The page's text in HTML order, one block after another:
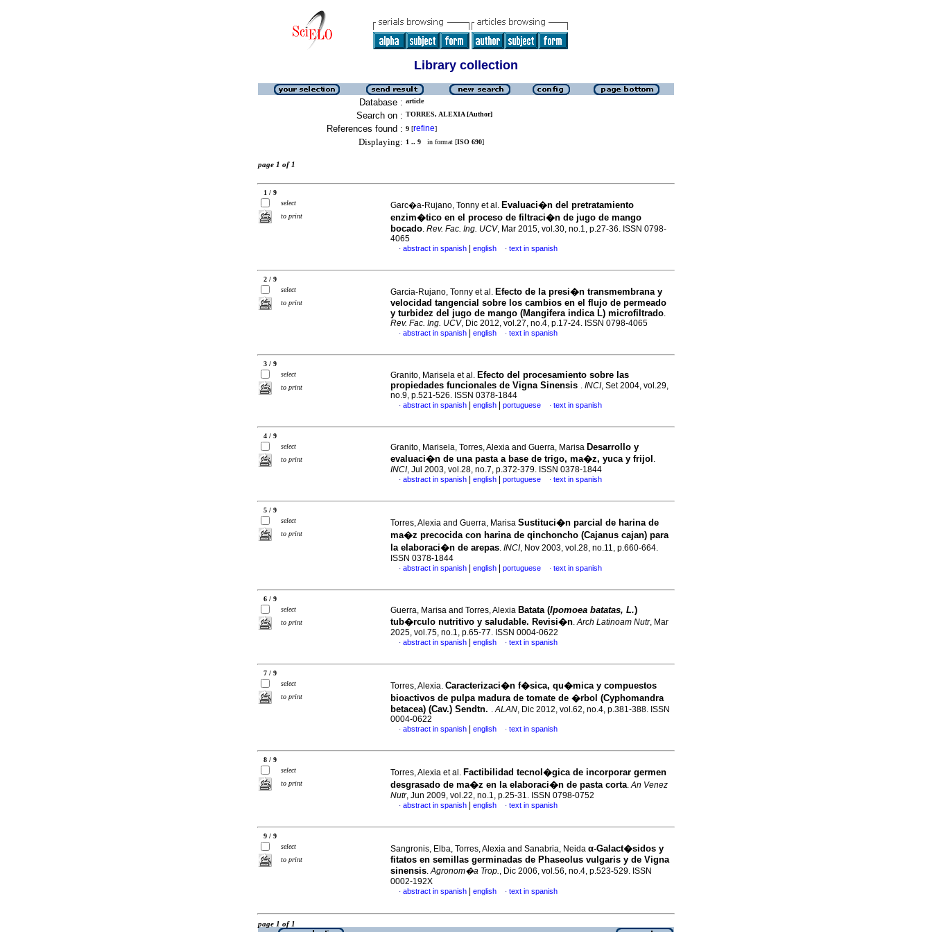
Library collection
Database : article
Search on : TORRES, ALEXIA [Author]
References found : 9 [refine]
Displaying: 1 .. 9 in format [ISO 690]
page 1 of 1
1 / 9
select
to print
Garc�a-Rujano, Tonny et al. Evaluaci�n del pretratamiento
enzim�tico en el proceso de filtraci�n de jugo de mango
bocado. Rev. Fac. Ing. UCV, Mar 2015, vol.30, no.1, p.27-36. ISSN 0798-
4065
· abstract in spanish english · text in spanish
2 / 9
select
to print
Garcia-Rujano, Tonny et al. Efecto de la presi�n transmembrana y
velocidad tangencial sobre los cambios en el flujo de permeado
y turbidez del jugo de mango (Mangifera indica L) microfiltrado.
Rev. Fac. Ing. UCV, Dic 2012, vol.27, no.4, p.17-24. ISSN 0798-4065
· abstract in spanish english · text in spanish
3 / 9
select
to print
Granito, Marisela et al. Efecto del procesamiento sobre las
propiedades funcionales de Vigna Sinensis . INCI, Set 2004, vol.29,
no.9, p.521-526. ISSN 0378-1844
· abstract in spanish english portuguese · text in spanish
4 / 9
select
to print
Granito, Marisela, Torres, Alexia and Guerra, Marisa Desarrollo y
evaluaci�n de una pasta a base de trigo, ma�z, yuca y frijol .
INCI, Jul 2003, vol.28, no.7, p.372-379. ISSN 0378-1844
· abstract in spanish english portuguese · text in spanish
5 / 9
select
to print
Torres, Alexia and Guerra, Marisa Sustituci�n parcial de harina de
ma�z precocida con harina de qinchoncho (Cajanus cajan) para
la elaboraci�n de arepas. INCI, Nov 2003, vol.28, no.11, p.660-664.
ISSN 0378-1844
· abstract in spanish english portuguese · text in spanish
6 / 9
select
to print
Guerra, Marisa and Torres, Alexia Batata (Ipomoea batatas, L.)
tub�rculo nutritivo y saludable. Revisi�n.Arch Latinoam Nutr, Mar
2025, vol.75, no.1, p.65-77. ISSN 0004-0622
· abstract in spanish english · text in spanish
7 / 9
select
to print
Torres, Alexia. Caracterizaci�n f�sica, qu�mica y compuestos
bioactivos de pulpa madura de tomate de �rbol (Cyphomandra
betacea) (Cav.) Sendtn. .ALAN, Dic 2012, vol.62, no.4, p.381-388. ISSN
0004-0622
· abstract in spanish english · text in spanish
8 / 9
select
to print
Torres, Alexia et al. Factibilidad tecnol�gica de incorporar germen
desgrasado de ma�z en la elaboraci�n de pasta corta.An Venez
Nutr, Jun 2009, vol.22, no.1, p.25-31. ISSN 0798-0752
· abstract in spanish english · text in spanish
9 / 9
select
to print
Sangronis, Elba, Torres, Alexia and Sanabria, Neida α-Galact�sidos y
fitatos en semillas germinadas de Phaseolus vulgaris y de Vigna
sinensis.Agronom�a Trop., Dic 2006, vol.56, no.4, p.523-529. ISSN
0002-192X
· abstract in spanish english · text in spanish
page 1 of 1